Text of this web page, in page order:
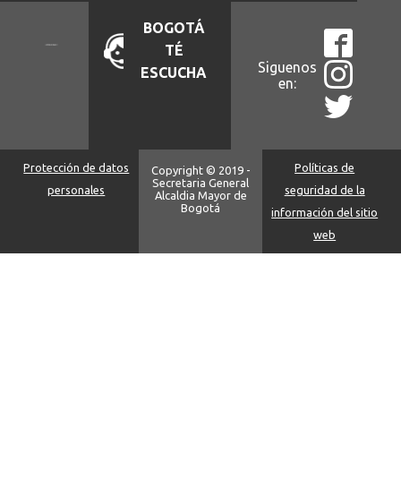
BOGOTÁ
TÉ
ESCUCHA
Siguenos
en:
Protección de datos
personales
Copyright © 2019 -
Secretaria General
Alcaldia Mayor de
Bogotá
Políticas de
seguridad de la
información del sitio
web